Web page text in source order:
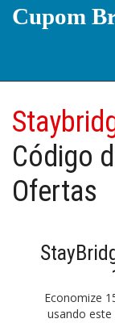
Cupom
Código
Ofertas
Economize
usando